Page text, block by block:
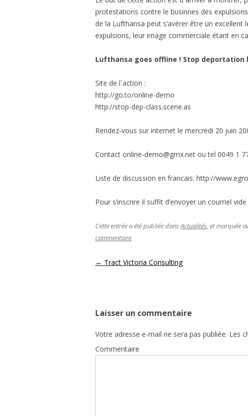
protestations contre le businnes des
de la Lufthansa peut s’avérer être un excellent
expulsions, leur image commerciale étant en
Lufthansa goes offline ! Stop deportation
Site de l´action :
http://go.to/online-demo
http://stop-dep-class.scene.as
Rendez-vous sur internet le mercredi 20 juin
Contact online-demo@gmx.net ou tel 0049 1
Liste de discussion en francais. http://
Pour s’inscrire il suffit d’envoyer un courriel
Cette entrée a été publiée dansActualités, et marquée
commentaire
Navigation des articles
← Tract Victoria Consulting
Laisser un commentaire
Votre adresse e-mail ne sera pas publiée. Les
Commentaire